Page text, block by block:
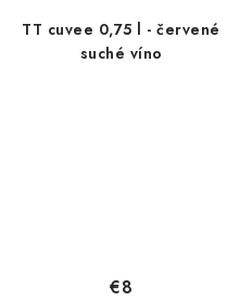
TT cuvee 0,75 l - červené
suché víno
€8